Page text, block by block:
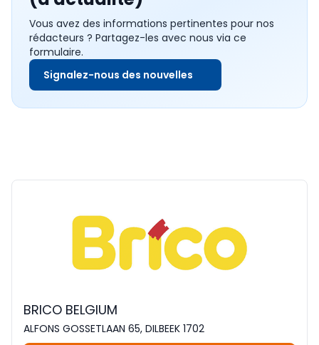
Vous avez des informations pertinentes pour nos
rédacteurs ? Partagez-les avec nous via ce
formulaire.
Signalez-nous des nouvelles
BRICO BELGIUM
ALFONS GOSSETLAAN 65, DILBEEK 1702